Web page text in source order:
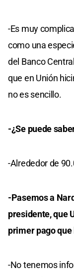
-Es muy
como una
del Banco
que en Unión
no es sencillo.
-¿Se puede
-Alrededor de
-Pasemos a
presidente, que
primer pago
-No tenemos